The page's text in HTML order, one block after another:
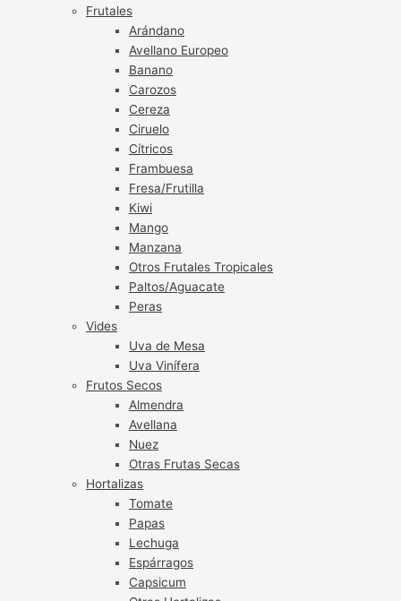
Frutales
Arándano
Avellano Europeo
Banano
Carozos
Cereza
Ciruelo
Cítricos
Frambuesa
Fresa/Frutilla
Kiwi
Mango
Manzana
Otros Frutales Tropicales
Paltos/Aguacate
Peras
Vides
Uva de Mesa
Uva Vinífera
Frutos Secos
Almendra
Avellana
Nuez
Otras Frutas Secas
Hortalizas
Tomate
Papas
Lechuga
Espárragos
Capsicum